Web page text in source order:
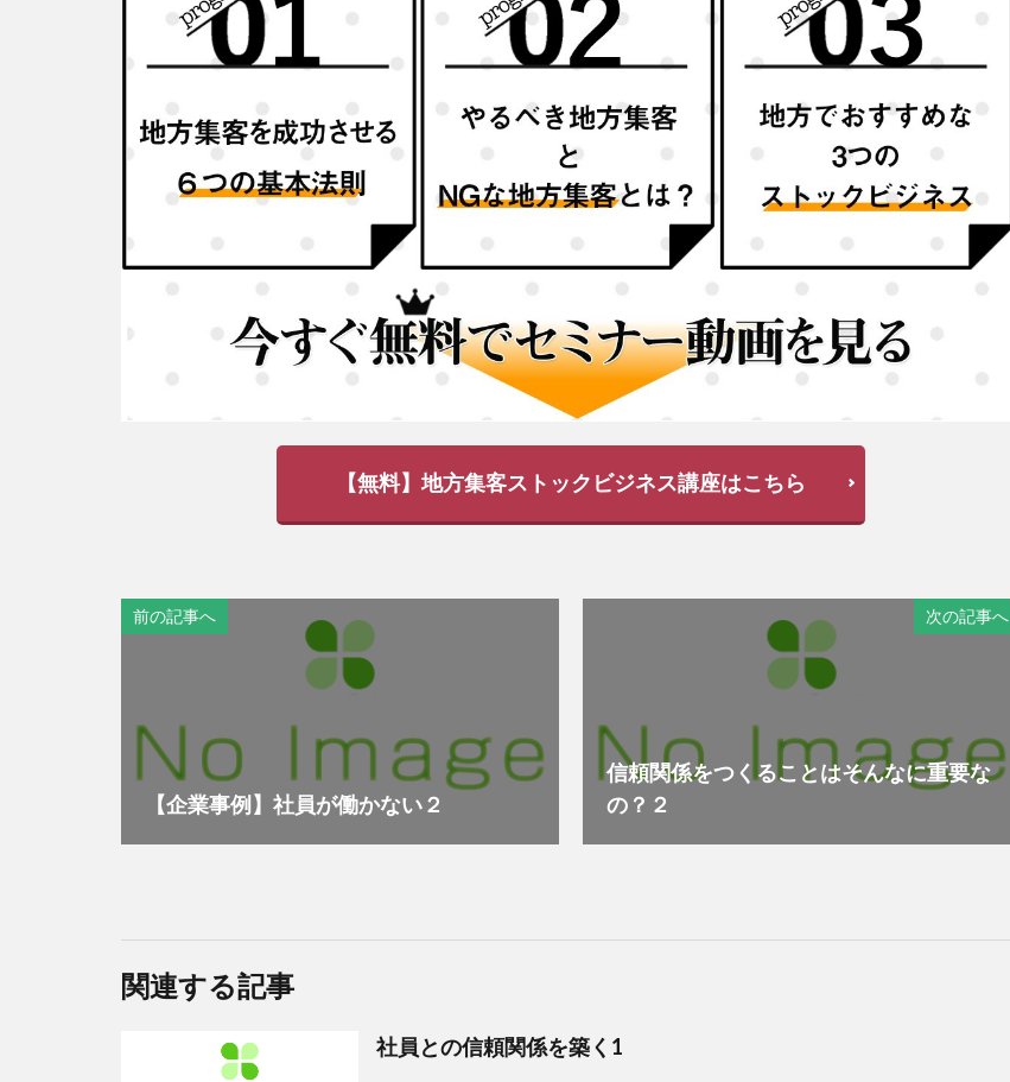
【無料】地方集客ストックビジネス講座はこちら
前の記事へ
【企業事例】社員が働かない２
次の記事へ
信頼関係をつくることはそんなに重要な
の？２
関連する記事
社員との信頼関係を築く1